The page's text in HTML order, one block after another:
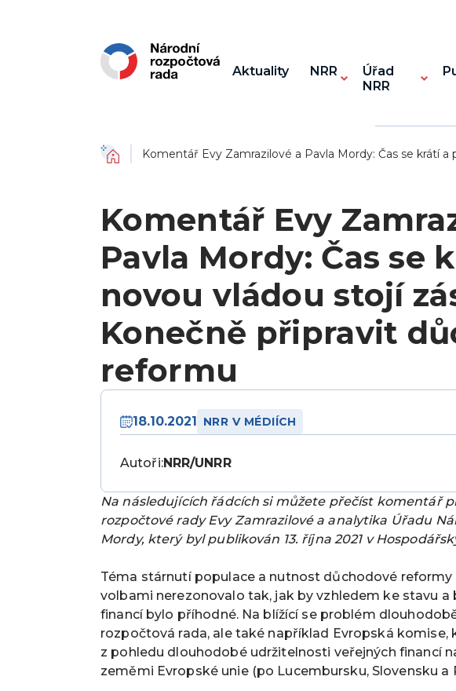
Aktuality NRR
Úřad
NRR
Domů Komentář Evy Zamrazilové a Pavla Mordy: Čas se krátí
Komentář Evy
Pavla Mordy: Čas se
novou vládou stojí
Konečně připravit
reformu
18.10.2021 NRR V MÉDIÍCH
Autoři:NRR/UNRR
Na následujících řádcích si můžete přečíst komentář
rozpočtové rady Evy Zamrazilové a analytika Úřadu
Mordy, který byl publikován 13. října 2021 v
Téma stárnutí populace a nutnost důchodové
volbami nerezonovalo tak, jak by vzhledem ke stavu a
financí bylo příhodné. Na blížící se problém
rozpočtová rada, ale také například Evropská komise,
z pohledu dlouhodobé udržitelnosti veřejných financí
zeměmi Evropské unie (po Lucembursku, Slovensku a